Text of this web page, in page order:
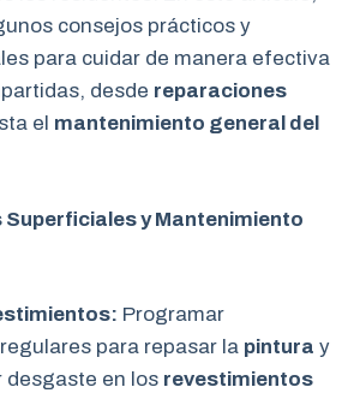
consejos prácticos y
para cuidar de manera efectiva
desde reparaciones
el mantenimiento general del
Superficiales y Mantenimiento
Programar
para repasar la pintura y
desgaste en los revestimientos